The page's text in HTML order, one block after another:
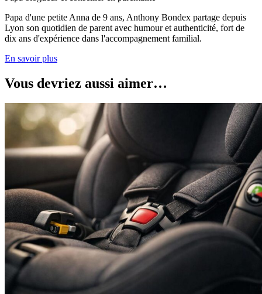
Papa d'une petite Anna de 9 ans, Anthony Bondex partage depuis
Lyon son quotidien de parent avec humour et authenticité, fort de
dix ans d'expérience dans l'accompagnement familial.
En savoir plus
Vous devriez aussi aimer…